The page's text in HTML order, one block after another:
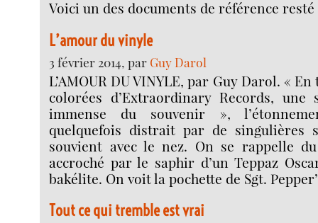
Voici un des documents de référence
L’amour du vinyle
3 février 2014, par Guy Darol
L’AMOUR DU VINYLE, par Guy Darol. «
colorées d’Extraordinary Records, une
immense du souvenir »,
quelquefois distrait par de singulières
souvient avec le nez. On se rappelle
accroché par le saphir d’un Teppaz
bakélite. On voit la pochette de Sgt.
Tout ce qui tremble est vrai